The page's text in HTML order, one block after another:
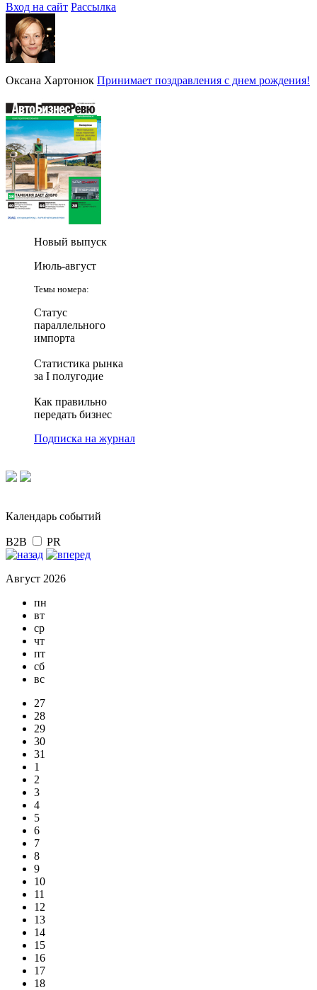
Вход на сайт Рассылка
Оксана Хартонюк Принимает поздравления с днем рождения!
Новый выпуск
Июль-август
Темы номера:
Статус
параллельного
импорта
Статистика рынка
за I полугодие
Как правильно
передать бизнес
Подписка на журнал
Календарь событий
B2B PR
Август 2026
пн
вт
ср
чт
пт
сб
вс
27
28
29
30
31
1
2
3
4
5
6
7
8
9
10
11
12
13
14
15
16
17
18